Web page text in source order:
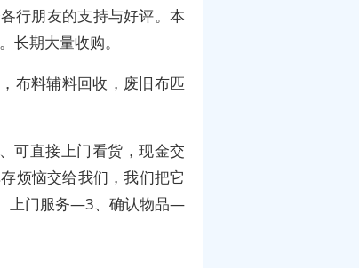
行朋友的支持与好评。本
长期大量收购。
布料辅料回收，废旧布匹
可直接上门看货，现金交
烦恼交给我们，我们把它
上门服务—3、确认物品—